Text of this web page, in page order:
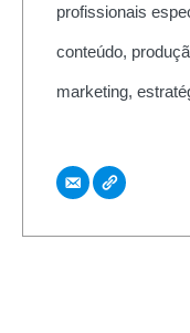
profissionais
conteúdo,
marketing,